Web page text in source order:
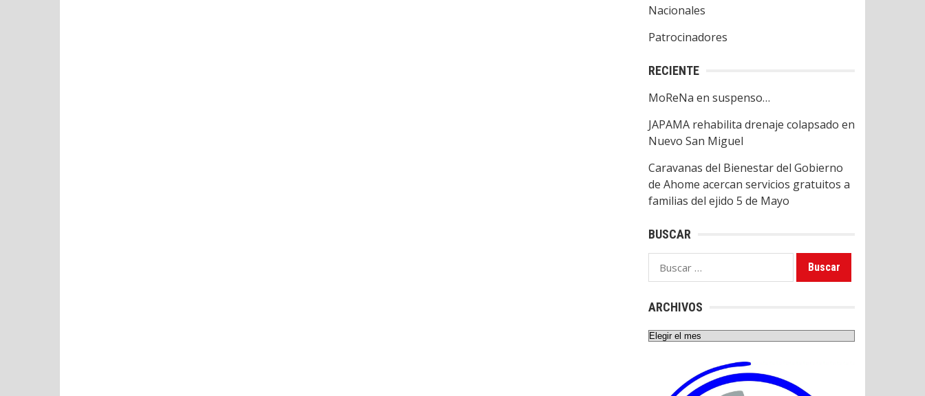
Nacionales
Patrocinadores
RECIENTE
MoReNa en suspenso…
JAPAMA rehabilita drenaje colapsado en
Nuevo San Miguel
Caravanas del Bienestar del Gobierno
de Ahome acercan servicios gratuitos a
familias del ejido 5 de Mayo
BUSCAR
Buscar:
ARCHIVOS
Archivos